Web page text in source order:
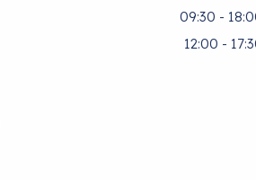
09:30 -
12:00 -